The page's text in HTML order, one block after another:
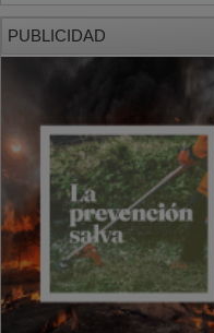
PUBLICIDAD